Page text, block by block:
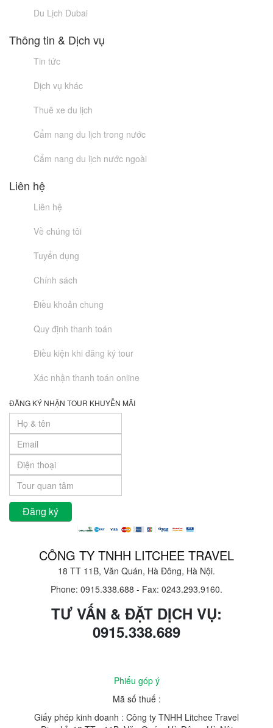
Du Lịch Dubai
Thông tin & Dịch vụ
Tin tức
Dịch vụ khác
Thuê xe du lịch
Cẩm nang du lịch trong nước
Cẩm nang du lịch nước ngoài
Liên hệ
Liên hệ
Về chúng tôi
Tuyển dụng
Chính sách
Điều khoản chung
Quy định thanh toán
Điều kiện khi đăng ký tour
Xác nhận thanh toán online
ĐĂNG KÝ NHẬN TOUR KHUYỄN MÃI
CÔNG TY TNHH LITCHEE TRAVEL
18 TT 11B, Văn Quán, Hà Đông, Hà Nội.
Phone: 0915.338.688 - Fax: 0243.293.9160.
TƯ VẤN & ĐẶT DỊCH VỤ:
0915.338.689
Phiếu góp ý
Mã số thuế :
Giấy phép kinh doanh : Công ty TNHH Litchee Travel